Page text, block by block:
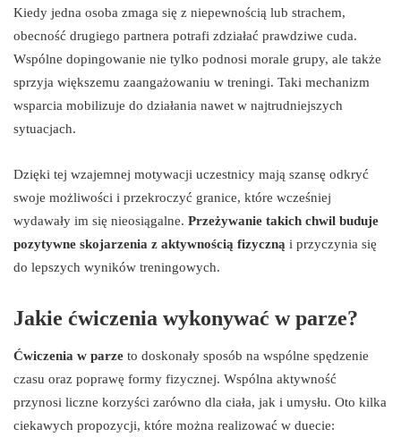
Kiedy jedna osoba zmaga się z niepewnością lub strachem,
obecność drugiego partnera potrafi zdziałać prawdziwe cuda.
Wspólne dopingowanie nie tylko podnosi morale grupy, ale także
sprzyja większemu zaangażowaniu w treningi. Taki mechanizm
wsparcia mobilizuje do działania nawet w najtrudniejszych
sytuacjach.
Dzięki tej wzajemnej motywacji uczestnicy mają szansę odkryć
swoje możliwości i przekroczyć granice, które wcześniej
wydawały im się nieosiągalne. Przeżywanie takich chwil buduje
pozytywne skojarzenia z aktywnością fizyczną i przyczynia się
do lepszych wyników treningowych.
Jakie ćwiczenia wykonywać w parze?
Ćwiczenia w parze to doskonały sposób na wspólne spędzenie
czasu oraz poprawę formy fizycznej. Wspólna aktywność
przynosi liczne korzyści zarówno dla ciała, jak i umysłu. Oto kilka
ciekawych propozycji, które można realizować w duecie: